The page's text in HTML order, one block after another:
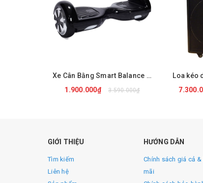
Phụ kiện : 2 micro,1 sạc ,1 remote
Công suất: 800W
Xe Cân Bằng Smart Balance Wheel ROHS
1.900.000₫
3.590.000₫
Loa kéo
GIỚI THIỆU
Tìm kiếm
Liên hệ
HƯỚNG DẪN
Chính sách giá cả &
mãi